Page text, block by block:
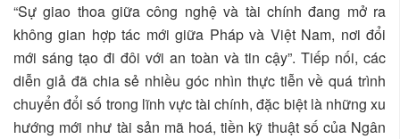
“Sự giao thoa giữa công nghệ và tài chính đang mở ra
không gian hợp tác mới giữa Pháp và Việt Nam, nơi đổi
mới sáng tạo đi đôi với an toàn và tin cậy”. Tiếp nối, các
diễn giả đã chia sẻ nhiều góc nhìn thực tiễn về quá trình
chuyển đổi số trong lĩnh vực tài chính, đặc biệt là những xu
hướng mới như tài sản mã hoá, tiền kỹ thuật số của Ngân